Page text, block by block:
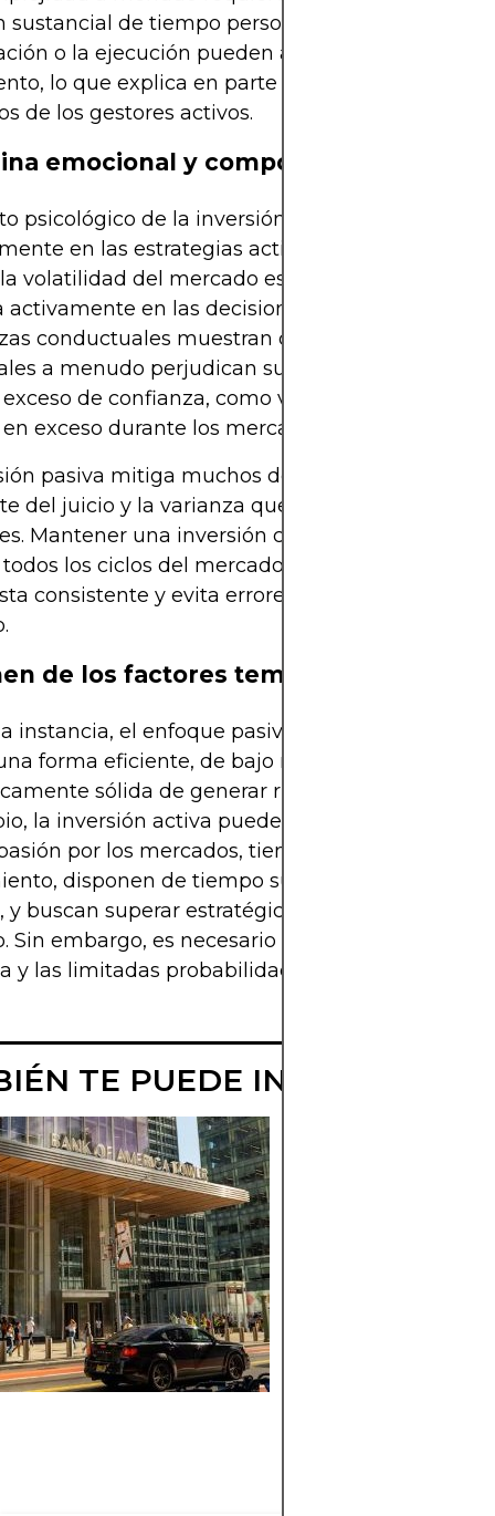
sustancial de tiempo personal. Los errores en la
o la ejecución pueden afectar
lo que explica en parte la variabilidad en los
de los gestores activos.
emocional y comportamiento
psicológico de la inversión no puede ignorarse,
en las estrategias activas. Mantener la
volatilidad del mercado es más difícil cuando
activamente en las decisiones de inversión. Los
conductuales muestran que los inversores
a menudo perjudican su rentabilidad al
de confianza, como vender durante las
exceso durante los mercados alcistas.
pasiva mitiga muchos de estos riesgos al
del juicio y la varianza que intervienen en la
Mantener una inversión completa en un
los ciclos del mercado permite una
consistente y evita errores de sincronización
de los factores temporales
instancia, el enfoque pasivo se alinea con
forma eficiente, de bajo mantenimiento y
sólida de generar riqueza a lo largo del
la inversión activa puede ser adecuada para
por los mercados, tienen un profundo
disponen de tiempo suficiente y una alta
y buscan superar estratégicamente los
Sin embargo, es necesario ser realista sobre la
y las limitadas probabilidades de éxito a largo
TE PUEDE INTERESAR